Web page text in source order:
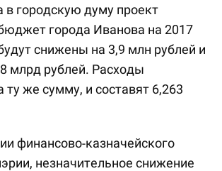
в городскую думу проект
города Иванова на 2017
снижены на 3,9 млн рублей и
млрд рублей. Расходы
же сумму, и составят 6,263
финансово-казначейского
незначительное снижение